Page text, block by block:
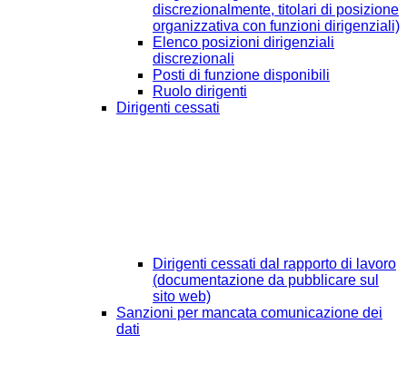
discrezionalmente, titolari di posizione
organizzativa con funzioni dirigenziali)
Elenco posizioni dirigenziali
discrezionali
Posti di funzione disponibili
Ruolo dirigenti
Dirigenti cessati
Dirigenti cessati dal rapporto di lavoro
(documentazione da pubblicare sul
sito web)
Sanzioni per mancata comunicazione dei
dati